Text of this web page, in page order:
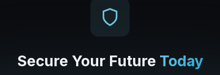
Secure Your Future Today